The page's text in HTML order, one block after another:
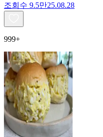
조회수 9.5만25.08.28
999+